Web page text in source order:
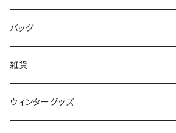
AQA
STORMBLADE
サーフボード
BBS / EAU WETSUITS
レディース
キッズ
バッグ
雑貨
ウィンターグッズ